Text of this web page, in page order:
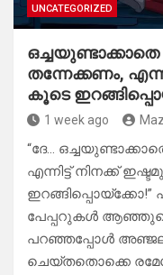
UNCATEGORIZED
ഒച്ചയുണ്ടാക്കാതെ
തന്നേക്കണം,
കൂടെ
1 week ago
“ദേ…
എന്നിട്ട് നിനക്ക്
ഇറങ്ങിപ്പൊയ്ക്കോ!”
പേപ്പറുകൾ
പറഞ്ഞപ്പോൾ അഞ്ജലി
ചെയ്തതൊക്കെ